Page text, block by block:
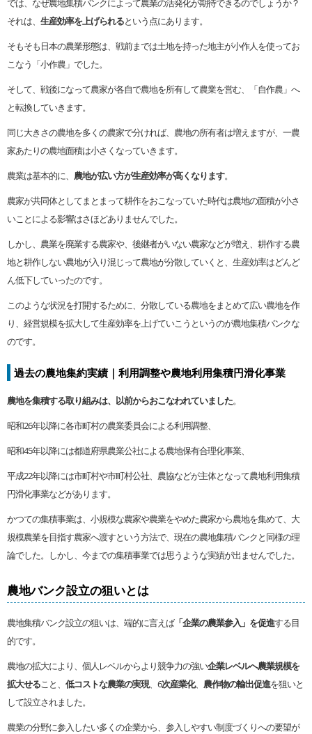
それは、 生産効率を上げられるという点にあります。
そもそも日本の農業形態は、戦前までは土地を持った地主が小作人を使ってお
こなう「小作農」でした。
そして、戦後になって農家が各自で農地を所有して農業を営む、「自作農」へ
と転換していきます。
同じ大きさの農地を多くの農家で分ければ、農地の所有者は増えますが、一農
家あたりの農地面積は小さくなっていきます。
農業は基本的に、 農地が広い方が生産効率が高くなります。
農家が共同体としてまとまって耕作をおこなっていた時代は農地の面積が小さ
いことによる影響はさほどありませんでした。
しかし、農業を廃業する農家や、後継者がいない農家などが増え、耕作する農
地と耕作しない農地が入り混じって農地が分散していくと、生産効率はどんど
ん低下していったのです。
このような状況を打開するために、分散している農地をまとめて広い農地を作
り、経営規模を拡大して生産効率を上げていこうというのが農地集積バンクな
のです。
過去の農地集約実績｜利用調整や農地利用集積円滑化事業
農地を集積する取り組みは、以前からおこなわれていました。
昭和26年以降に各市町村の農業委員会による利用調整、
昭和45年以降には都道府県農業公社による農地保有合理化事業、
平成22年以降には市町村や市町村公社、農協などが主体となって農地利用集積
円滑化事業などがあります。
かつての集積事業は、小規模な農家や農業をやめた農家から農地を集めて、大
規模農業を目指す農家へ渡すという方法で、現在の農地集積バンクと同様の理
論でした。しかし、今までの集積事業では思うような実績が出ませんでした。
農地バンク設立の狙いとは
農地集積バンク設立の狙いは、端的に言えば「企業の農業参入」を促進する目
的です。
農地の拡大により、個人レベルからより競争力の強い企業レベルへ農業規模を
拡大せること、 低コストな農業の実現、6次産業化、 農作物の輸出促進を狙いと
して設立されました。
農業の分野に参入したい多くの企業から、参入しやすい制度づくりへの要望が